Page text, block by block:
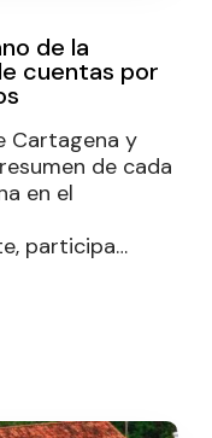
de la
cuentas por
Cartagena y
de cada
en el
participa…